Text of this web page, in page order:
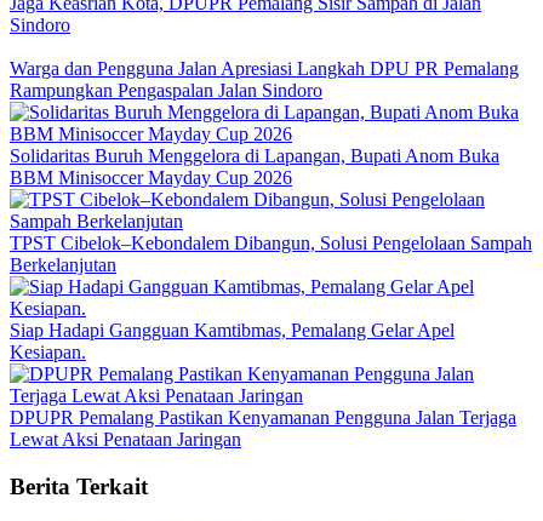
Sindoro
Warga dan Pengguna Jalan Apresiasi Langkah DPU PR Pemalang
Rampungkan Pengaspalan Jalan Sindoro
Solidaritas Buruh Menggelora di Lapangan, Bupati Anom Buka
BBM Minisoccer Mayday Cup 2026
TPST Cibelok–Kebondalem Dibangun, Solusi Pengelolaan Sampah
Berkelanjutan
Siap Hadapi Gangguan Kamtibmas, Pemalang Gelar Apel
Kesiapan.
DPUPR Pemalang Pastikan Kenyamanan Pengguna Jalan Terjaga
Lewat Aksi Penataan Jaringan
Berita Terkait